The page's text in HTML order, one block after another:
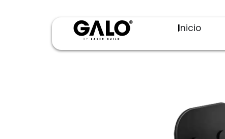
Inicio